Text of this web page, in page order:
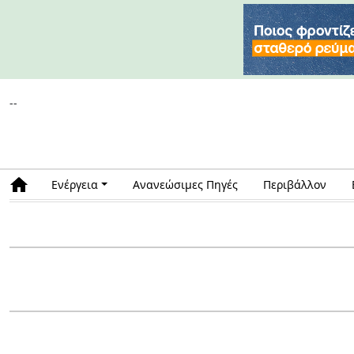
--
Ενέργεια Ανανεώσιμες Πηγές Περιβάλλον